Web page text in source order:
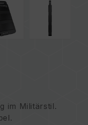
im Militärstil.